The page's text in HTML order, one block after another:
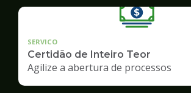
SERVICO
Certidão de Inteiro Teor
Agilize a abertura de processos